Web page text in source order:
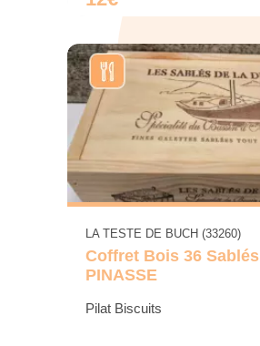
LA TESTE DE BUCH (33260)
Coffret Bois 36 Sablés
PINASSE
Pilat Biscuits